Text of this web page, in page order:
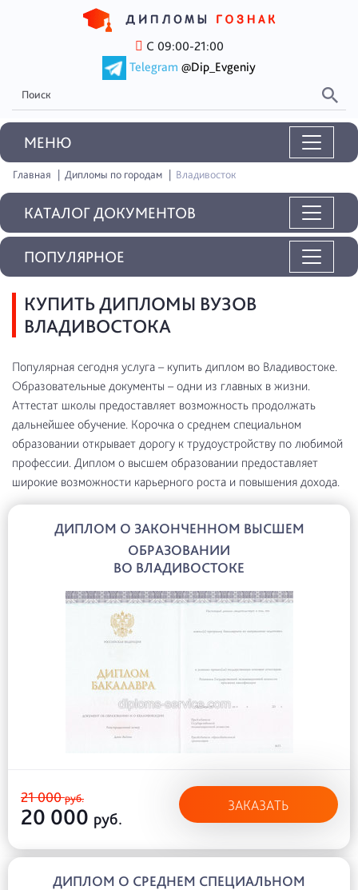
С 09:00-21:00
Telegram @Dip_Evgeniy
MEНЮ
Главная Дипломы по городам Владивосток
КАТАЛОГ ДОКУМЕНТОВ
КУПИТЬ ДИПЛОМЫ ВУЗОВ
ВЛАДИВОСТОКА
Популярная сегодня услуга – купить диплом во Владивостоке.
Образовательные документы – одни из главных в жизни.
Аттестат школы предоставляет возможность продолжать
дальнейшее обучение. Корочка о среднем специальном
образовании открывает дорогу к трудоустройству по любимой
профессии. Диплом о высшем образовании предоставляет
широкие возможности карьерного роста и повышения дохода.
ДИПЛОМ О ЗАКОНЧЕННОМ ВЫСШЕМ
ОБРАЗОВАНИИ
ВО ВЛАДИВОСТОКЕ
21 000руб.
20 000 руб.
ЗАКАЗАТЬ
ДИПЛОМ О СРЕДНЕМ СПЕЦИАЛЬНОМ
ПОПУЛЯРНОЕ